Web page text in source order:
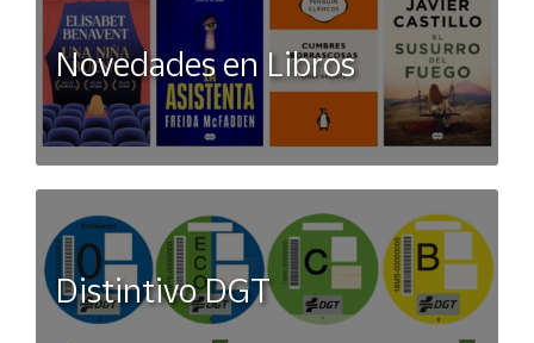
Novedades en Libros
Distintivo DGT